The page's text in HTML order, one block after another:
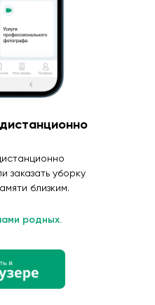
заказать уборку
близким.
родных.